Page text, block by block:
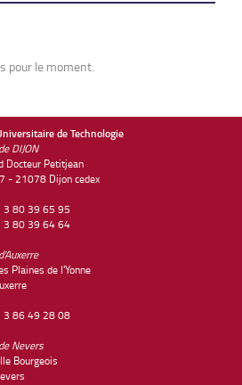
pour le moment.
de Technologie
DIJON
Docteur Petitjean
- 21078 Dijon cedex
3 80 39 65 95
3 80 39 64 64
Plaines de l'Yonne
3 86 49 28 08
Nevers
Bourgeois